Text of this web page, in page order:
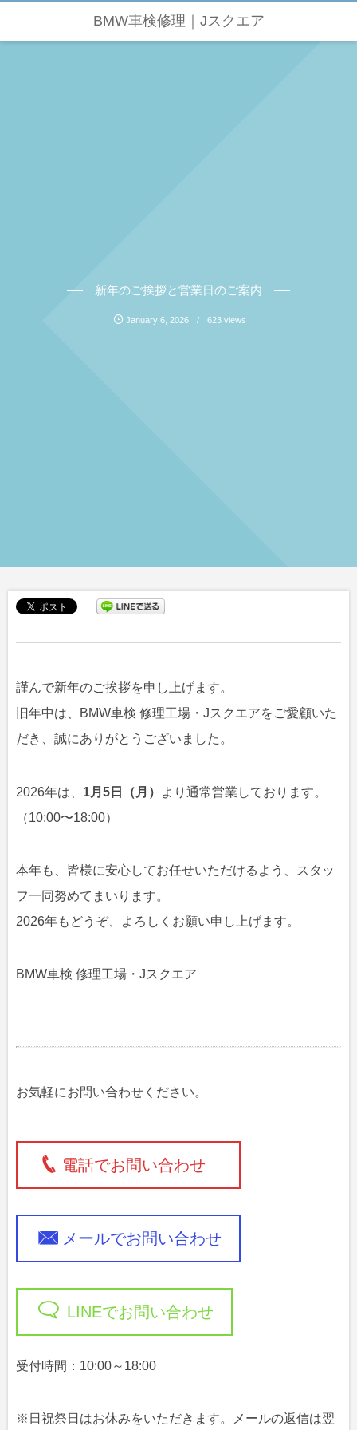
BMW車検修理｜Jスクエア
新年のご挨拶と営業日のご案内
January 6, 2026 623 views
謹んで新年のご挨拶を申し上げます。
旧年中は、BMW車検 修理工場・Jスクエアをご愛顧いた
だき、誠にありがとうございました。
2026年は、 1月5日（月）
より通常営業しております。
（10:00〜18:00）
本年も、皆様に安心してお任せいただけるよう、スタッ
フ一同努めてまいります。
2026年もどうぞ、よろしくお願い申し上げます。
BMW車検 修理工場・Jスクエア
お気軽にお問い合わせください。
電話でお問い合わせ
メールでお問い合わせ
LINEでお問い合わせ
受付時間：10:00～18:00
※日祝祭日はお休みをいただきます。メールの返信は翌